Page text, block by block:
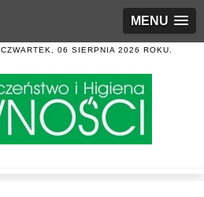
MENU
CZWARTEK, 06 SIERPNIA 2026 ROKU.